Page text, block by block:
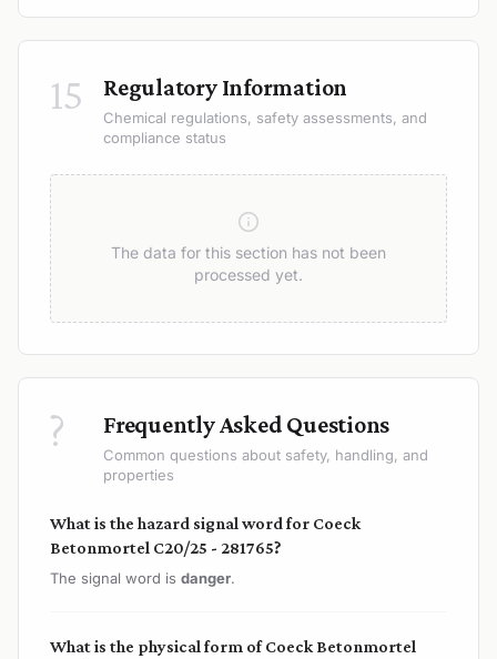
15 Regulatory Information
Chemical regulations, safety assessments, and
compliance status
The data for this section has not been
processed yet.
? Frequently Asked Questions
Common questions about safety, handling, and
properties
What is the hazard signal word for Coeck
Betonmortel C20/25 - 281765?
The signal word is danger.
What is the physical form of Coeck Betonmortel